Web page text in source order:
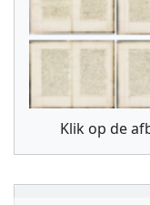
Klik op de